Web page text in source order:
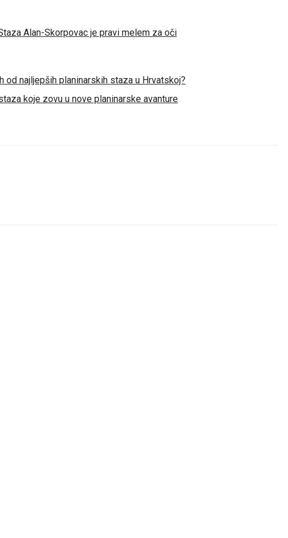
Alan-Skorpovac je pravi melem za oči
od najljepših planinarskih staza u Hrvatskoj?
koje zovu u nove planinarske avanture